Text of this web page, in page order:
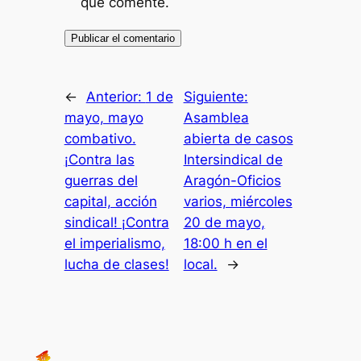
← Anterior: 1 de
mayo, mayo
combativo.
¡Contra las
guerras del
capital, acción
sindical! ¡Contra
el imperialismo,
lucha de clases!
Siguiente:
Asamblea
abierta de casos
Intersindical de
Aragón-Oficios
varios, miércoles
20 de mayo,
18:00 h en el
local.
→